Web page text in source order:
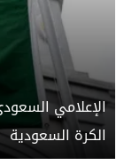
الإعلامي
الكرة السعودية